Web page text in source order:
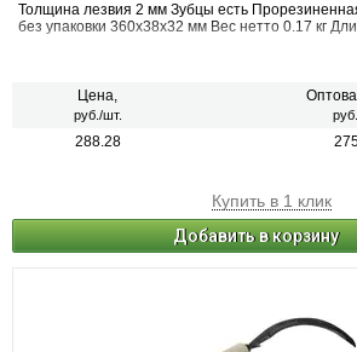
Толщина лезвия 2 мм Зубцы есть
без упаковки 360х38х32 мм Вес нетто 0.17 кг
Цена,
руб./шт.
288.28
Купить в 1 клик
Добавить в корзину